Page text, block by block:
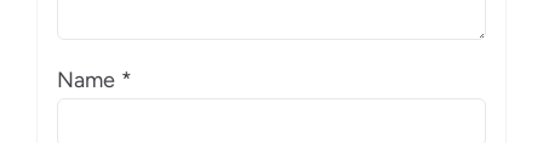
Name *